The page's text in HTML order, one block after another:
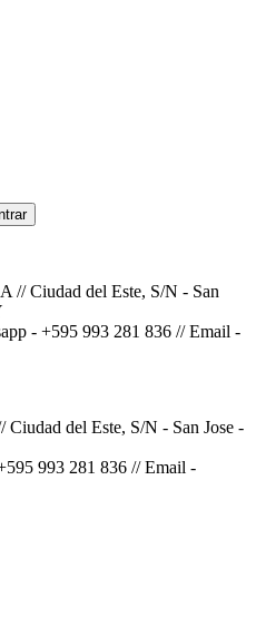
Ciudad del Este, S/N - San
- +595 993 281 836 // Email -
del Este, S/N - San Jose -
993 281 836 // Email -